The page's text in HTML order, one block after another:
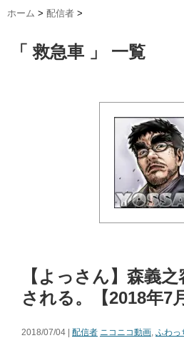
ホーム > 配信者 >
「 救急車 」 一覧
【よっさん】森義
される。【2018年7
2018/07/04 | 配信者 ニコニコ動画, ふわっ